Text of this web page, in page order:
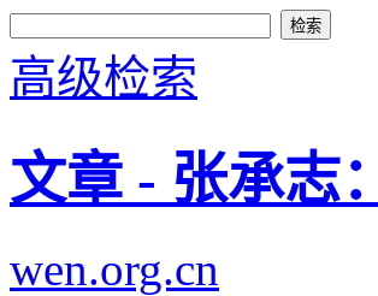
高级检索
文章 - 张承志
wen.org.cn